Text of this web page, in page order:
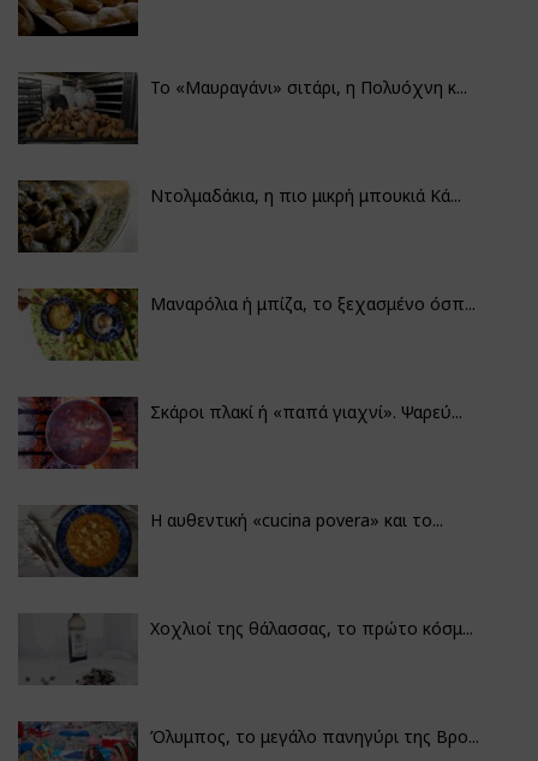
Το «Μαυραγάνι» σιτάρι, η Πολυόχνη κ...
Ντολμαδάκια, η πιο μικρή μπουκιά Κά...
Μαναρόλια ή μπίζα, το ξεχασμένο όσπ...
Σκάροι πλακί ή «παπά γιαχνί». Ψαρεύ...
Η αυθεντική «cucina povera» και το...
Χοχλιοί της θάλασσας, το πρώτο κόσμ...
Όλυμπος, το μεγάλο πανηγύρι της Βρο...